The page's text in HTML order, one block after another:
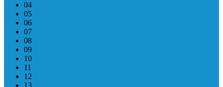
04
05
06
07
08
09
10
11
12
13